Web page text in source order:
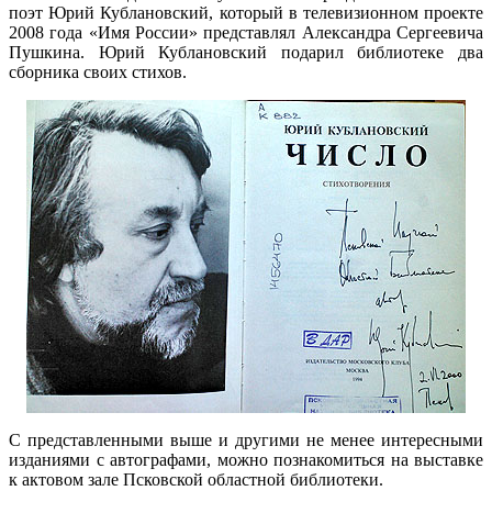
поэт Юрий Кублановский, который в телевизионном проекте
2008 года «Имя России» представлял Александра Сергеевича
Пушкина. Юрий Кублановский подарил библиотеке два
сборника своих стихов.
С представленными выше и другими не менее интересными
изданиями с автографами, можно познакомиться на выставке
к актовом зале Псковской областной библиотеки.